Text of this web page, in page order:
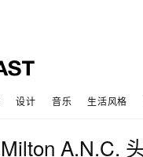
设计 音乐 生活风格
A.N.C.